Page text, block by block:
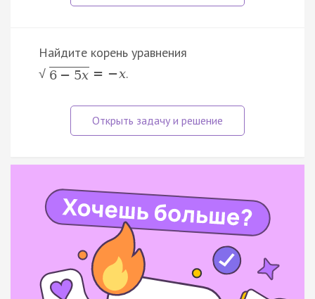
Найдите корень уравнения
√ 6 − 5x = −x.